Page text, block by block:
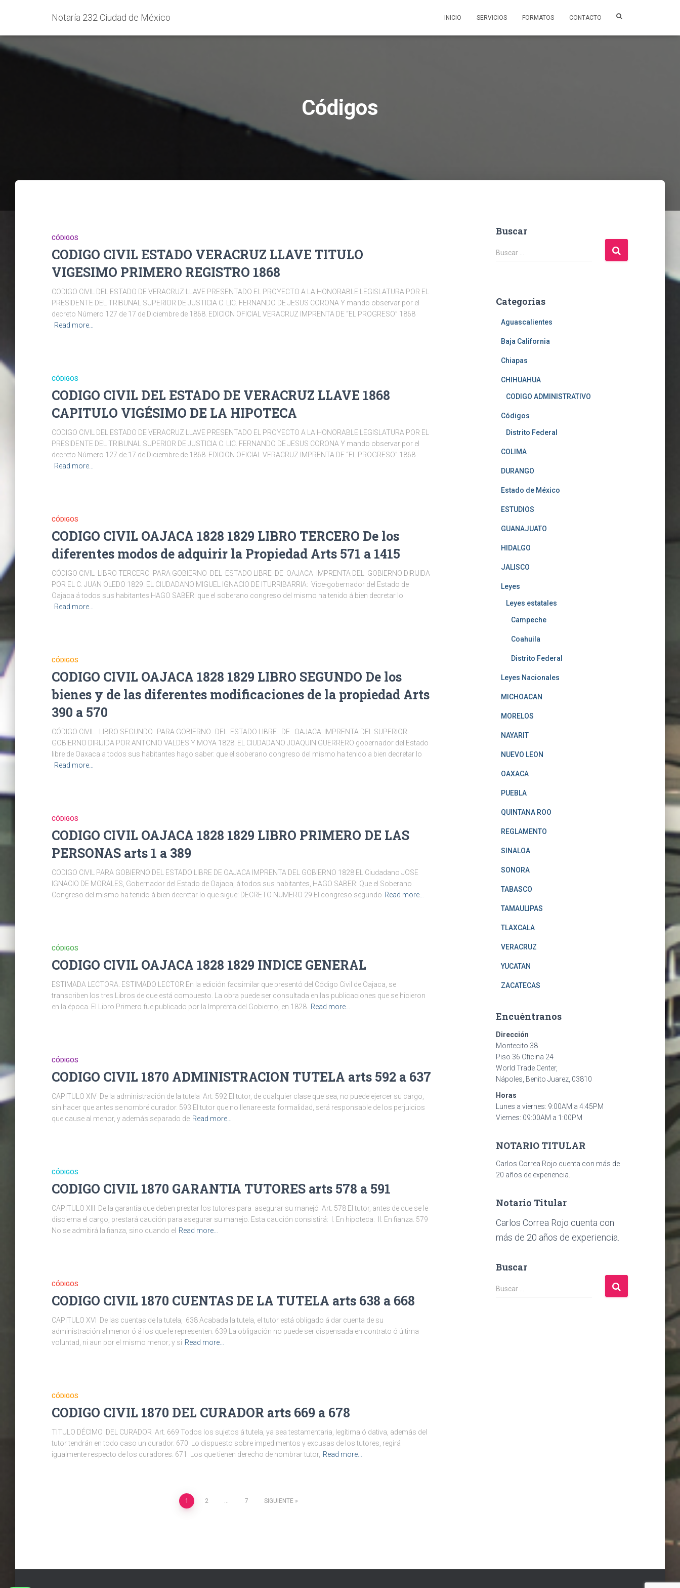
Notaría 232 Ciudad de México INICIO SERVICIOS FORMATOS CONTACTO
Códigos
CÓDIGOS
CODIGO CIVIL ESTADO VERACRUZ LLAVE TITULO
VIGESIMO PRIMERO REGISTRO 1868
CODIGO CIVIL DEL ESTADO DE VERACRUZ LLAVE PRESENTADO EL PROYECTO A LA HONORABLE LEGISLATURA POR EL
PRESIDENTE DEL TRIBUNAL SUPERIOR DE JUSTICIA C. LIC. FERNANDO DE JESUS CORONA Y mando observar por el
decreto Número 127 de 17 de Diciembre de 1868. EDICION OFICIAL VERACRUZ IMPRENTA DE “EL PROGRESO” 1868
Read more…
CÓDIGOS
CODIGO CIVIL DEL ESTADO DE VERACRUZ LLAVE 1868
CAPITULO VIGÉSIMO DE LA HIPOTECA
CODIGO CIVIL DEL ESTADO DE VERACRUZ LLAVE PRESENTADO EL PROYECTO A LA HONORABLE LEGISLATURA POR EL
PRESIDENTE DEL TRIBUNAL SUPERIOR DE JUSTICIA C. LIC. FERNANDO DE JESUS CORONA Y mando observar por el
decreto Número 127 de 17 de Diciembre de 1868. EDICION OFICIAL VERACRUZ IMPRENTA DE “EL PROGRESO” 1868
Read more…
CÓDIGOS
CODIGO CIVIL OAJACA 1828 1829 LIBRO TERCERO De los
diferentes modos de adquirir la Propiedad Arts 571 a 1415
CÓDIGO CIVIL LIBRO TERCERO PARA GOBIERNO DEL ESTADO LIBRE DE OAJACA IMPRENTA DEL GOBIERNO DIRIJIDA
POR EL C. JUAN OLEDO 1829. EL CIUDADANO MIGUEL IGNACIO DE ITURRIBARRIA: Vice-gobernador del Estado de
Oajaca á todos sus habitantes HAGO SABER: que el soberano congreso del mismo ha tenido á bien decretar lo
Read more…
CÓDIGOS
CODIGO CIVIL OAJACA 1828 1829 LIBRO SEGUNDO De los
bienes y de las diferentes modificaciones de la propiedad Arts
390 a 570
CÓDIGO CIVIL. LIBRO SEGUNDO. PARA GOBIERNO. DEL ESTADO LIBRE. DE. OAJACA IMPRENTA DEL SUPERIOR
GOBIERNO DIRIJIDA POR ANTONIO VALDES Y MOYA 1828. EL CIUDADANO JOAQUIN GUERRERO gobernador del Estado
libre de Oaxaca a todos sus habitantes hago saber: que el soberano congreso del mismo ha tenido a bien decretar lo
Read more…
CÓDIGOS
CODIGO CIVIL OAJACA 1828 1829 LIBRO PRIMERO DE LAS
PERSONAS arts 1 a 389
CODIGO CIVIL PARA GOBIERNO DEL ESTADO LIBRE DE OAJACA IMPRENTA DEL GOBIERNO 1828 EL Ciudadano JOSE
IGNACIO DE MORALES, Gobernador del Estado de Oajaca, á todos sus habitantes, HAGO SABER: Que el Soberano
Congreso del mismo ha tenido á bien decretar lo que sigue: DECRETO NUMERO 29 El congreso segundo Read more…
CÓDIGOS
CODIGO CIVIL OAJACA 1828 1829 INDICE GENERAL
ESTIMADA LECTORA. ESTIMADO LECTOR En la edición facsimilar que presentó del Código Civil de Oajaca, se
transcriben los tres Libros de que está compuesto. La obra puede ser consultada en las publicaciones que se hicieron
en la época. El Libro Primero fue publicado por la Imprenta del Gobierno, en 1828. Read more…
CÓDIGOS
CODIGO CIVIL 1870 ADMINISTRACION TUTELA arts 592 a 637
CAPITULO XIV De la administración de la tutela Art. 592 El tutor, de cualquier clase que sea, no puede ejercer su cargo,
sin hacer que antes se nombré curador. 593 El tutor que no llenare esta formalidad, será responsable de los perjuicios
que cause al menor, y además separado de Read more…
CÓDIGOS
CODIGO CIVIL 1870 GARANTIA TUTORES arts 578 a 591
CAPITULO XIII De la garantía que deben prestar los tutores para asegurar su manejó Art. 578 El tutor, antes de que se le
discierna el cargo, prestará caución para asegurar su manejo. Esta caución consistirá: I. En hipoteca: II. En fianza. 579
No se admitirá la fianza, sino cuando el Read more…
CÓDIGOS
CODIGO CIVIL 1870 CUENTAS DE LA TUTELA arts 638 a 668
CAPITULO XVI De las cuentas de la tutela, 638 Acabada la tutela, el tutor está obligado á dar cuenta de su
administración al menor ó á los que le representen. 639 La obligación no puede ser dispensada en contrato ó última
voluntad, ni aun por el mismo menor; y si Read more…
CÓDIGOS
CODIGO CIVIL 1870 DEL CURADOR arts 669 a 678
TITULO DÉCIMO DEL CURADOR Art. 669 Todos los sujetos á tutela, ya sea testamentaria, legítima ó dativa, además del
tutor tendrán en todo caso un curador. 670 Lo dispuesto sobre impedimentos y excusas de los tutores, regirá
igualmente respecto de los curadores. 671 Los que tienen derecho de nombrar tutor, Read more…
entradas
1 2 … 7 SIGUIENTE
Buscar
B
u
r
Buscar …
Categorías
Aguascalientes
Baja California
Chiapas
CHIHUAHUA
CODIGO ADMINISTRATIVO
Códigos
Distrito Federal
COLIMA
DURANGO
Estado de México
ESTUDIOS
GUANAJUATO
HIDALGO
JALISCO
Leyes
Leyes estatales
Campeche
Coahuila
Distrito Federal
Leyes Nacionales
MICHOACAN
MORELOS
NAYARIT
NUEVO LEON
OAXACA
PUEBLA
QUINTANA ROO
REGLAMENTO
SINALOA
SONORA
TABASCO
TAMAULIPAS
TLAXCALA
VERACRUZ
YUCATAN
ZACATECAS
Encuéntranos
Dirección
Montecito 38
Piso 36 Oficina 24
World Trade Center,
Nápoles, Benito Juarez, 03810
Horas
Lunes a viernes: 9:00AM a 4:45PM
Viernes: 09:00AM a 1:00PM
NOTARIO TITULAR
Carlos Correa Rojo cuenta con más de
20 años de experiencia.
Notario Titular
Carlos Correa Rojo cuenta con
más de 20 años de experiencia.
Buscar
B
u
Buscar …